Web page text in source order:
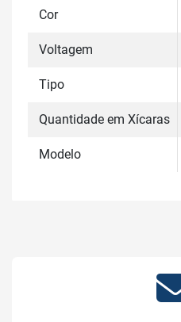
Cor
Voltagem
Tipo
Quantidade em Xícaras
Modelo